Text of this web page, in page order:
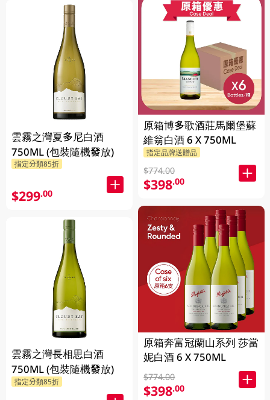
雲霧之灣夏多尼白酒
750ML (包裝隨機發放)
指定分類85折
$299.00
雲霧之灣長相思白酒
750ML (包裝隨機發放)
指定分類85折
原箱博多歌酒莊馬爾堡蘇
維翁白酒 6 X 750ML
指定品牌送贈品
$774.00
$398.00
原箱奔富冠蘭山系列 莎當
妮白酒 6 X 750ML
$774.00
$398.00